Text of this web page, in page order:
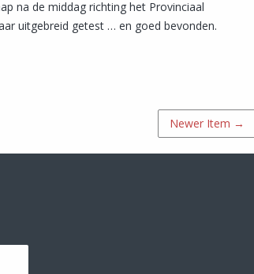
na de middag richting het Provinciaal
uitgebreid getest … en goed bevonden.
Newer Item →